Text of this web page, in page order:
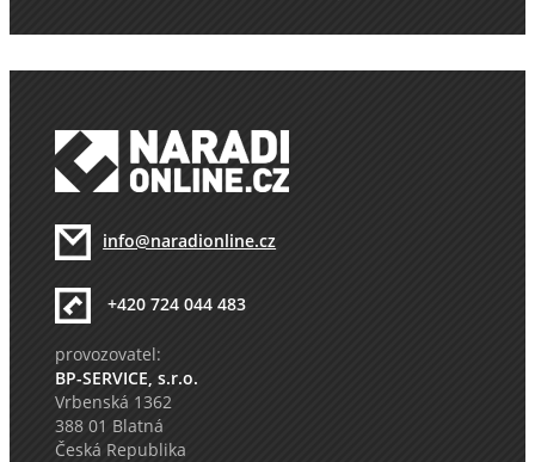
info@naradionline.cz
+420 724 044 483
provozovatel:
BP-SERVICE, s.r.o.
Vrbenská 1362
388 01 Blatná
Česká Republika